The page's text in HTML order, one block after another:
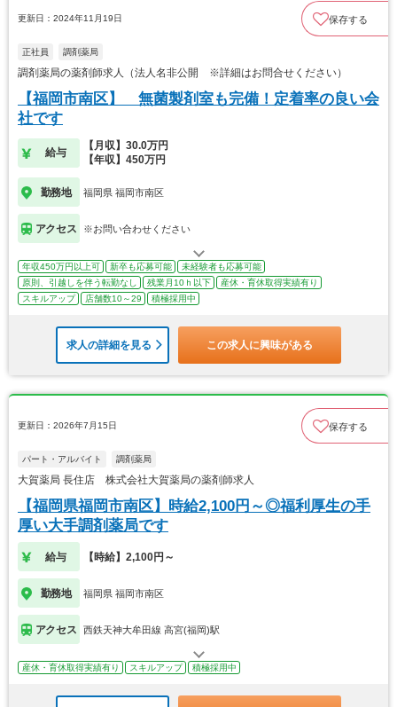
更新日：2024年11月19日 保存する
正社員 調剤薬局
調剤薬局の薬剤師求人（法人名非公開 ※詳細はお問合せください）
【福岡市南区】 無菌製剤室も完備！定着率の良い会
社です
給与
【月収】30.0万円
【年収】450万円
勤務地 福岡県 福岡市南区
アクセス ※お問い合わせください
年収450万円以上可 新卒も応募可能
未経験者も応募可能
原則、引越しを伴う転勤なし
残業月10ｈ以下
産休・育休取得実績有り
スキルアップ
店舗数10～29 積極採用中
求人の詳細を見る この求人に興味がある
更新日：2026年7月15日 保存する
パート・アルバイト 調剤薬局
大賀薬局 長住店 株式会社大賀薬局の薬剤師求人
【福岡県福岡市南区】時給2,100円～◎福利厚生の手
厚い大手調剤薬局です
給与 【時給】2,100円～
勤務地 福岡県 福岡市南区
アクセス 西鉄天神大牟田線 高宮(福岡)駅
産休・育休取得実績有り スキルアップ 積極採用中